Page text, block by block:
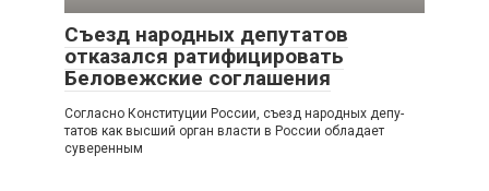
Съезд народных депутатов
отказался ратифицировать
Беловежские соглашения
Согласно Конституции России, съезд народных депу­
татов как высший орган власти в России обладает
суверен­ным